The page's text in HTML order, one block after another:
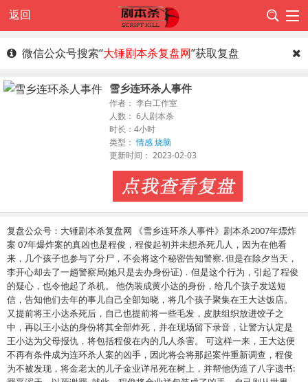
返回
微信公众号搜索“大锤剧本杀复盘网”获取复盘
雪乡连环杀人事件
作者： 李白工作室
人数： 6人剧本杀
时长：4小时
类型：情感烧脑
更新时间： 2023-02-03
复盘公众号：大锤剧本杀复盘网 《雪乡连环杀人事件》剧本杀2007年熛炸
案 07年爆炸案的真凶也是程俊，程俊起初并未想杀死几人，因为在他看
来，几个孩子也参与了分尸，不会将这个秘密告知警察. 但是在除夕当天，
李开心却去了一趟警察局(她只是去办身份证)．但是这个行为，引起了程俊
的疑心，也令他起了杀机。 他伪装成黄小达的身份，给几个孩子发送短
信，告知他们去年的事儿自己全部知晓，将几个孩子聚集在王大达饭店。
又提前将王小达杀死后，自己也提前将一些毛发，皮肤组织放进饺子之
中，再以王小达的身份将其全部炸死，并在现场留下录音，让警方认定是
王小达为父母报仇，将包括程俊在内的几人杀害。 可这样一来，王大达便
不再有条件成为连环杀人案的凶手，因此将会将那起案件重新调查，程俊
为不被发现，将金老太的儿子金业详吊死在树上，并帮他伪造了八字遗书: